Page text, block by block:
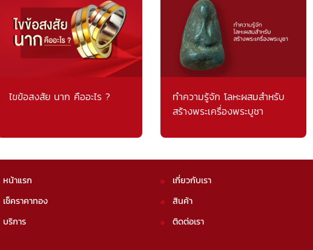
ไขข้อสงสัย นาก คืออะไร ?
ทำความรู้จัก โลหะผสมสำหรับ
สร้างพระเครื่องพระบูชา
หน้าแรก
เช็คราคาทอง
บริการ
เกี่ยวกับเรา
สินค้า
ติดต่อเรา